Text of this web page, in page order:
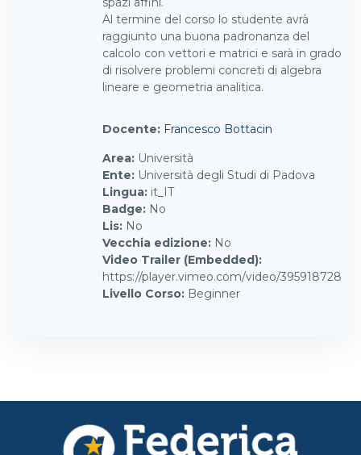
Al termine del corso lo studente avrà
raggiunto una buona padronanza del
calcolo con vettori e matrici e sarà in grado
di risolvere problemi concreti di algebra
lineare e geometria analitica.
Docente: Francesco Bottacin
Area: Università
Ente: Università degli Studi di Padova
Lingua: it_IT
Badge: No
Lis: No
Vecchia edizione: No
Video Trailer (Embedded):
https://player.vimeo.com/video/395918728
Livello Corso: Beginner